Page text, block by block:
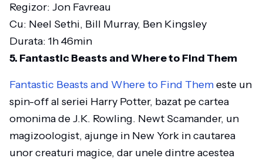
Regizor: Jon Favreau
Cu: Neel Sethi, Bill Murray, Ben Kingsley
Durata: 1h 46min
5. Fantastic Beasts and Where to Find Them
Fantastic Beasts and Where to Find Themeste un
spin-off al seriei Harry Potter, bazat pe cartea
omonima de J.K. Rowling. Newt Scamander, un
magizoologist, ajunge in New York in cautarea
unor creaturi magice, dar unele dintre acestea